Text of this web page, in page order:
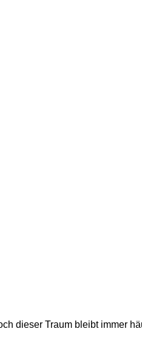
dieser Traum bleibt immer